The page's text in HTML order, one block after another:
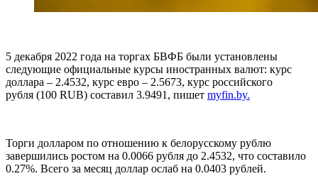
5 декабря 2022 года на торгах БВФБ были установлены
следующие официальные курсы иностранных валют: курс
доллара – 2.4532, курс евро – 2.5673, курс российского
рубля (100 RUB) составил 3.9491, пишет myfin.by.
Торги долларом по отношению к белорусскому рублю
завершились ростом на 0.0066 рубля до 2.4532, что составило
0.27%. Всего за месяц доллар ослаб на 0.0403 рублей.